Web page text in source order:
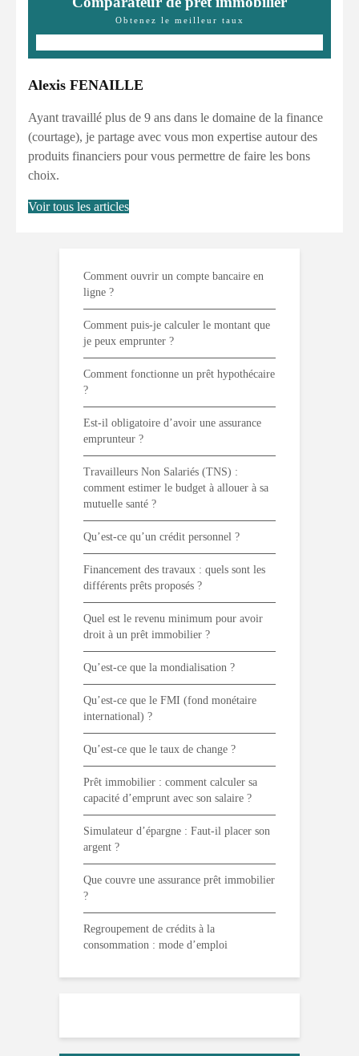
Obtenez le meilleur taux
Alexis FENAILLE
Ayant travaillé plus de 9 ans dans le domaine de la finance
(courtage), je partage avec vous mon expertise autour des
produits financiers pour vous permettre de faire les bons
choix.
Voir tous les articles
Comment ouvrir un compte bancaire en
ligne ?
Comment puis-je calculer le montant que
je peux emprunter ?
Comment fonctionne un prêt hypothécaire
?
Est-il obligatoire d’avoir une assurance
emprunteur ?
Travailleurs Non Salariés (TNS) :
comment estimer le budget à allouer à sa
mutuelle santé ?
Qu’est-ce qu’un crédit personnel ?
Financement des travaux : quels sont les
différents prêts proposés ?
Quel est le revenu minimum pour avoir
droit à un prêt immobilier ?
Qu’est-ce que la mondialisation ?
Qu’est-ce que le FMI (fond monétaire
international) ?
Qu’est-ce que le taux de change ?
Prêt immobilier : comment calculer sa
capacité d’emprunt avec son salaire ?
Simulateur d’épargne : Faut-il placer son
argent ?
Que couvre une assurance prêt immobilier
?
Regroupement de crédits à la
consommation : mode d’emploi